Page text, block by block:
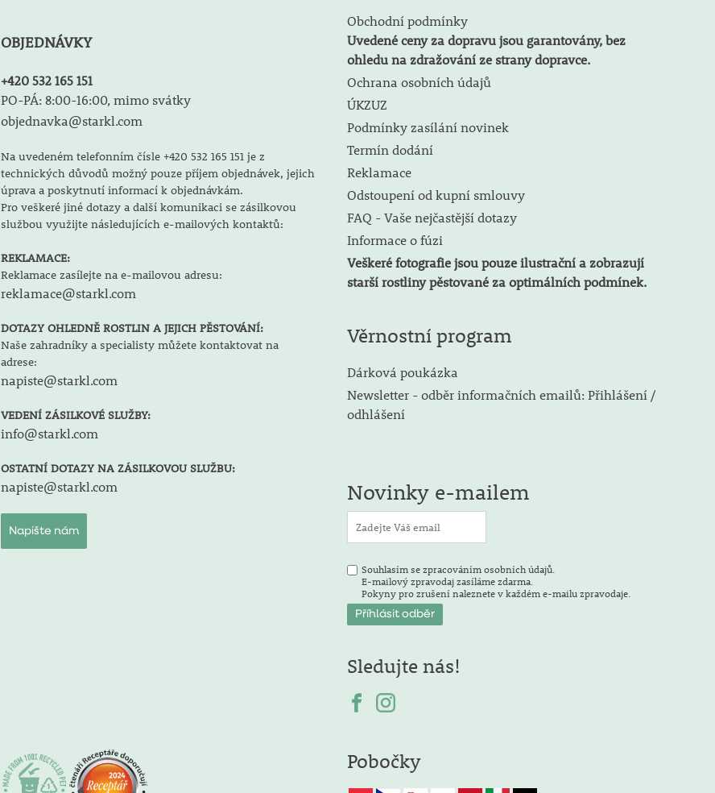
OBJEDNÁVKY
+420 532 165 151
PO-PÁ: 8:00-16:00, mimo svátky
objednavka@starkl.com
Na uvedeném telefonním čísle +420 532 165 151 je z
technických důvodů možný pouze příjem objednávek, jejich
úprava a poskytnutí informací k objednávkám.
Pro veškeré jiné dotazy a další komunikaci se zásilkovou
službou využijte následujících e-mailových kontaktů:
REKLAMACE:
Reklamace zasílejte na e-mailovou adresu:
reklamace@starkl.com
DOTAZY OHLEDNĚ ROSTLIN A JEJICH PĚSTOVÁNÍ:
Naše zahradníky a specialisty můžete kontaktovat na
adrese:
napiste@starkl.com
VEDENÍ ZÁSILKOVÉ SLUŽBY:
info@starkl.com
OSTATNÍ DOTAZY NA ZÁSILKOVOU SLUŽBU:
napiste@starkl.com
Napište nám
Obchodní podmínky
Uvedené ceny za dopravu jsou garantovány, bez
ohledu na zdražování ze strany dopravce.
Ochrana osobních údajů
ÚKZUZ
Podmínky zasílání novinek
Termín dodání
Reklamace
Odstoupení od kupní smlouvy
FAQ - Vaše nejčastější dotazy
Informace o fúzi
Veškeré fotografie jsou pouze ilustrační a zobrazují
starší rostliny pěstované za optimálních podmínek.
Věrnostní program
Dárková poukázka
Newsletter - odběr informačních emailů: Přihlášení /
odhlášení
Novinky e-mailem
Souhlasím se zpracováním osobních údajů.
E-mailový zpravodaj zasíláme zdarma.
Pokyny pro zrušení naleznete v každém e-mailu zpravodaje.
Sledujte nás!
Pobočky